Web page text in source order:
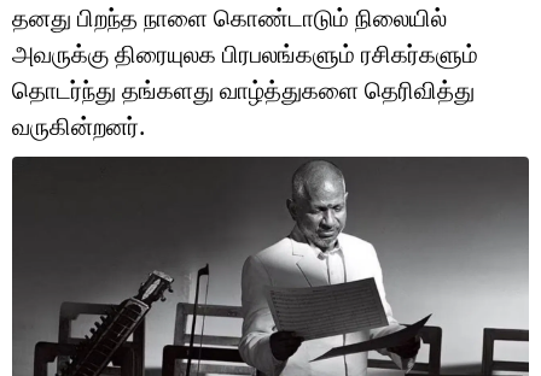
டெக்னாலஜி
ஆன்மீகம்
வைரல்
வலை கதைகள்
போட்டோ கேலரி
தனது பிறந்த நாளை கொண்டாடும் நிலையில்
அவருக்கு திரையுலக பிரபலங்களும் ரசிகர்களும்
தொடர்ந்து தங்களது வாழ்த்துகளை தெரிவித்து
வருகின்றனர்.